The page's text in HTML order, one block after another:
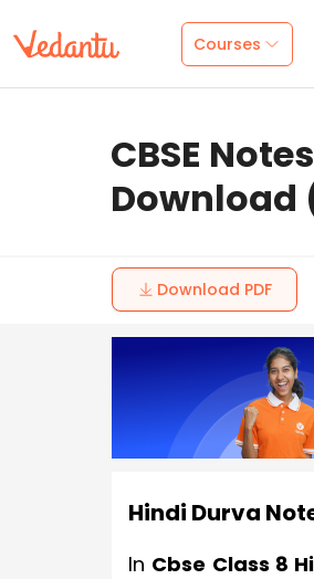
Courses
CBSE
Download
Download PDF
Hindi Durva
In Cbse Class 8